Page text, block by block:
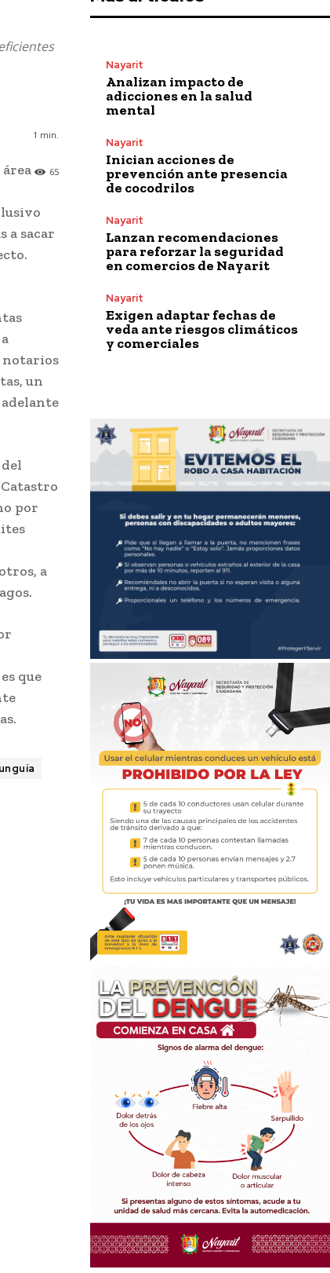
1 min.
65
a sacar
notarios
un
por
a
que
Nayarit
Analizan impacto de
adicciones en la salud
mental
Nayarit
Inician acciones de
prevención ante presencia
de cocodrilos
Nayarit
Lanzan recomendaciones
para reforzar la seguridad
en comercios de Nayarit
Nayarit
Exigen adaptar fechas de
veda ante riesgos climáticos
y comerciales